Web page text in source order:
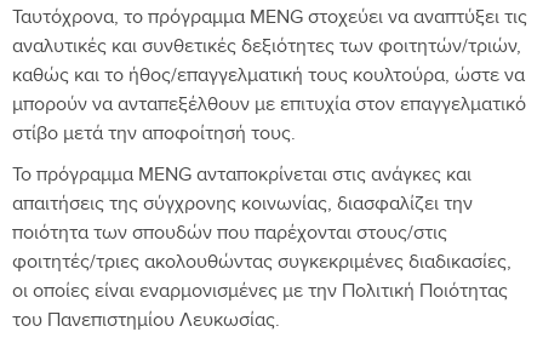
Ταυτόχρονα, το πρόγραμμα MENG στοχεύει να αναπτύξει τις
αναλυτικές και συνθετικές δεξιότητες των φοιτητών/τριών,
καθώς και το ήθος/επαγγελματική τους κουλτούρα, ώστε να
μπορούν να ανταπεξέλθουν με επιτυχία στον επαγγελματικό
στίβο μετά την αποφοίτησή τους.
Το πρόγραμμα MENG ανταποκρίνεται στις ανάγκες και
απαιτήσεις της σύγχρονης κοινωνίας, διασφαλίζει την
ποιότητα των σπουδών που παρέχονται στους/στις
φοιτητές/τριες ακολουθώντας συγκεκριμένες διαδικασίες,
οι οποίες είναι εναρμονισμένες με την Πολιτική Ποιότητας
του Πανεπιστημίου Λευκωσίας.